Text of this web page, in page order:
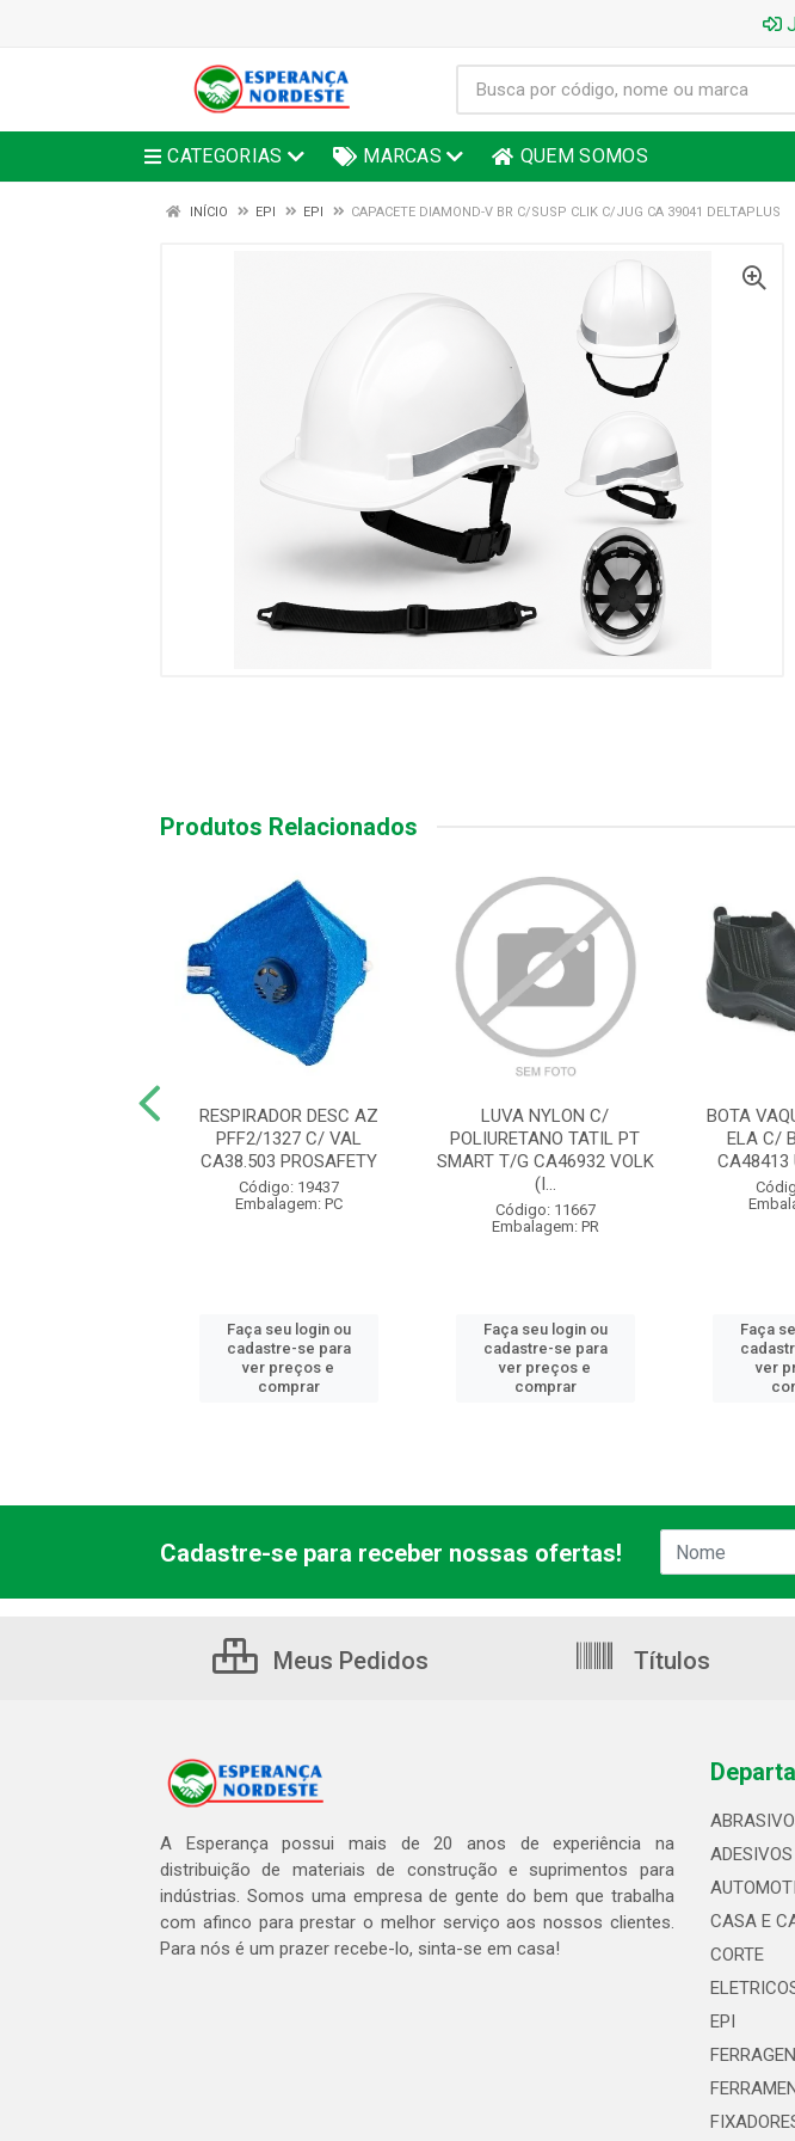
CATEGORIAS MARCAS QUEM SOMOS
INÍCIO EPI EPI CAPACETE DIAMOND-V BR C/SUSP CLIK C/JUG CA 39041 DELTAPLUS
Produtos Relacionados
RESPIRADOR DESC AZ
PFF2/1327 C/ VAL
CA38.503 PROSAFETY
Código: 19437
Embalagem: PC
Faça seu login ou
cadastre-se para
ver preços e
comprar
LUVA NYLON C/
POLIURETANO TATIL PT
SMART T/G CA46932 VOLK
(I...
Código: 11667
Embalagem: PR
Faça seu login ou
cadastre-se para
ver preços e
comprar
BOTA
ELA C/
CA48413
Faça
ver
Cadastre-se para receber nossas ofertas!
Meus Pedidos Títulos
A Esperança possui mais de 20 anos de experiência na
distribuição de materiais de construção e suprimentos para
indústrias. Somos uma empresa de gente do bem que trabalha
com afinco para prestar o melhor serviço aos nossos clientes.
Para nós é um prazer recebe-lo, sinta-se em casa!
ADESIVOS
CASA E
CORTE
EPI